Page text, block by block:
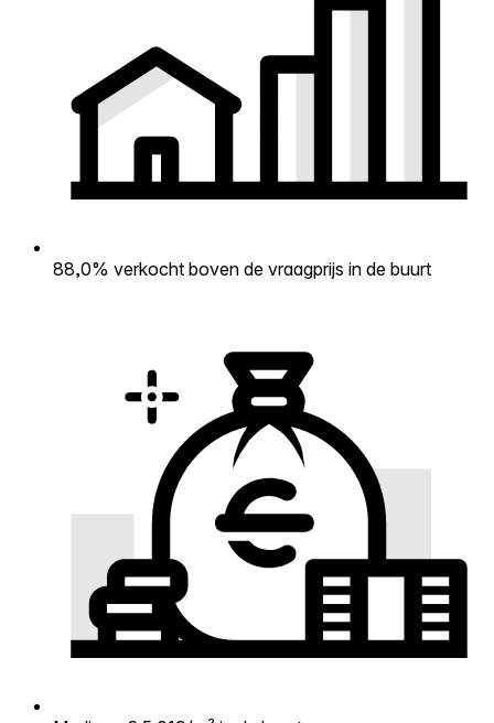
88,0% verkocht boven de vraagprijs in de buurt